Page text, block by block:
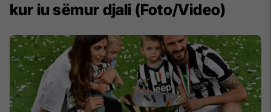
kur iu sëmur djali (Foto/Video)